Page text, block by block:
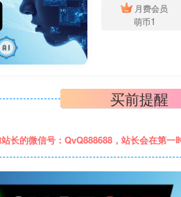
月费会员
萌币1
买前提醒
长的微信号：QvQ888688，站长会在第一